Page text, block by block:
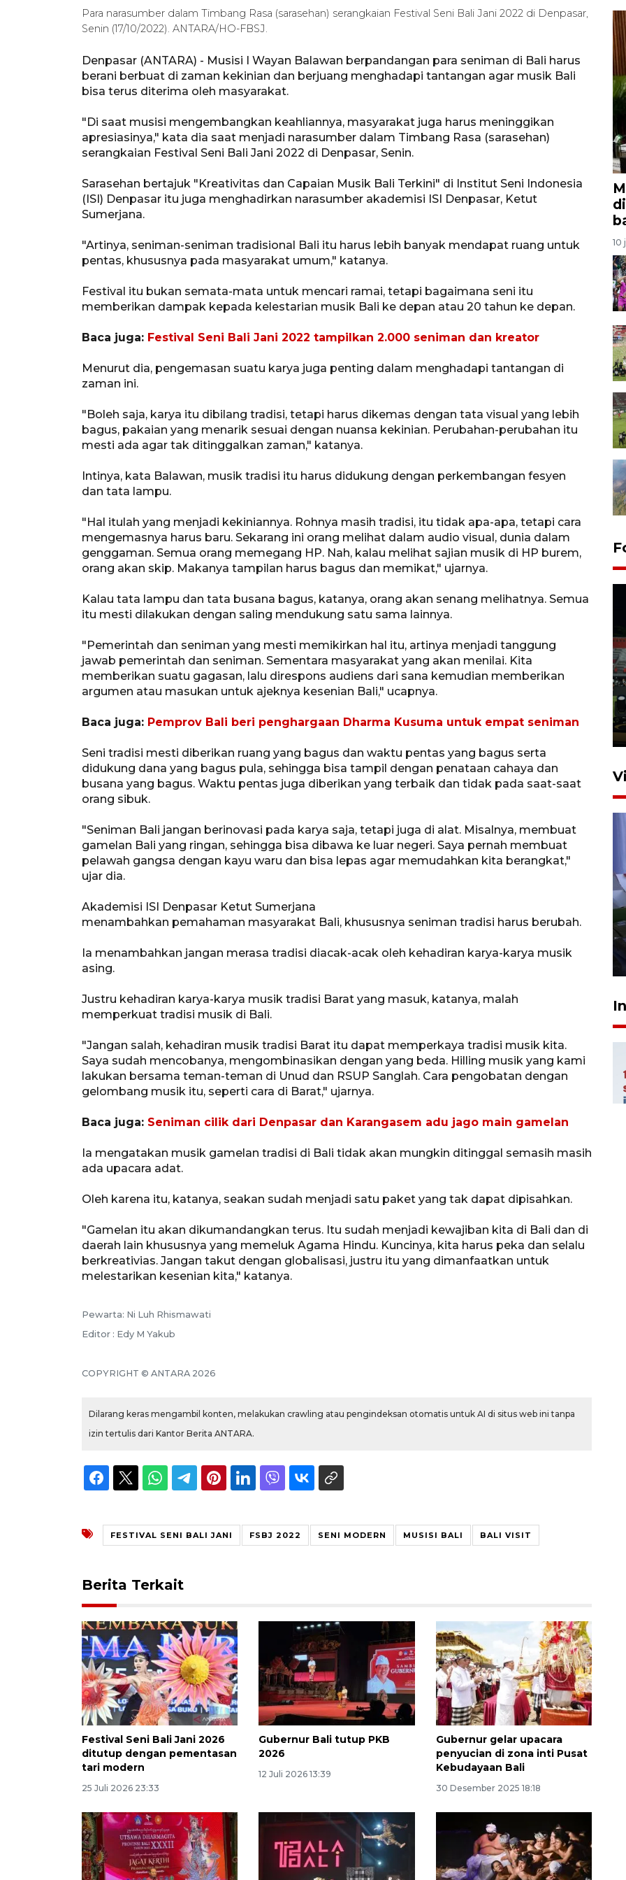
Para narasumber dalam Timbang Rasa (sarasehan) serangkaian Festival Seni Bali Jani 2022 di Denpasar,
Senin (17/10/2022). ANTARA/HO-FBSJ.
Denpasar (ANTARA) - Musisi I Wayan Balawan berpandangan para seniman di Bali harus
berani berbuat di zaman kekinian dan berjuang menghadapi tantangan agar musik Bali
bisa terus diterima oleh masyarakat.
"Di saat musisi mengembangkan keahliannya, masyarakat juga harus meninggikan
apresiasinya," kata dia saat menjadi narasumber dalam Timbang Rasa (sarasehan)
serangkaian Festival Seni Bali Jani 2022 di Denpasar, Senin.
Sarasehan bertajuk "Kreativitas dan Capaian Musik Bali Terkini" di Institut Seni Indonesia
(ISI) Denpasar itu juga menghadirkan narasumber akademisi ISI Denpasar, Ketut
Sumerjana.
"Artinya, seniman-seniman tradisional Bali itu harus lebih banyak mendapat ruang untuk
pentas, khususnya pada masyarakat umum," katanya.
Festival itu bukan semata-mata untuk mencari ramai, tetapi bagaimana seni itu
memberikan dampak kepada kelestarian musik Bali ke depan atau 20 tahun ke depan.
Baca juga: Festival Seni Bali Jani 2022 tampilkan 2.000 seniman dan kreator
Menurut dia, pengemasan suatu karya juga penting dalam menghadapi tantangan di
zaman ini.
"Boleh saja, karya itu dibilang tradisi, tetapi harus dikemas dengan tata visual yang lebih
bagus, pakaian yang menarik sesuai dengan nuansa kekinian. Perubahan-perubahan itu
mesti ada agar tak ditinggalkan zaman," katanya.
Intinya, kata Balawan, musik tradisi itu harus didukung dengan perkembangan fesyen
dan tata lampu.
"Hal itulah yang menjadi kekiniannya. Rohnya masih tradisi, itu tidak apa-apa, tetapi cara
mengemasnya harus baru. Sekarang ini orang melihat dalam audio visual, dunia dalam
genggaman. Semua orang memegang HP. Nah, kalau melihat sajian musik di HP burem,
orang akan skip. Makanya tampilan harus bagus dan memikat," ujarnya.
Kalau tata lampu dan tata busana bagus, katanya, orang akan senang melihatnya. Semua
itu mesti dilakukan dengan saling mendukung satu sama lainnya.
"Pemerintah dan seniman yang mesti memikirkan hal itu, artinya menjadi tanggung
jawab pemerintah dan seniman. Sementara masyarakat yang akan menilai. Kita
memberikan suatu gagasan, lalu direspons audiens dari sana kemudian memberikan
argumen atau masukan untuk ajeknya kesenian Bali," ucapnya.
Baca juga: Pemprov Bali beri penghargaan Dharma Kusuma untuk empat seniman
Seni tradisi mesti diberikan ruang yang bagus dan waktu pentas yang bagus serta
didukung dana yang bagus pula, sehingga bisa tampil dengan penataan cahaya dan
busana yang bagus. Waktu pentas juga diberikan yang terbaik dan tidak pada saat-saat
orang sibuk.
"Seniman Bali jangan berinovasi pada karya saja, tetapi juga di alat. Misalnya, membuat
gamelan Bali yang ringan, sehingga bisa dibawa ke luar negeri. Saya pernah membuat
pelawah gangsa dengan kayu waru dan bisa lepas agar memudahkan kita berangkat,"
ujar dia.
Akademisi ISI Denpasar Ketut Sumerjana
menambahkan pemahaman masyarakat Bali, khususnya seniman tradisi harus berubah.
Ia menambahkan jangan merasa tradisi diacak-acak oleh kehadiran karya-karya musik
asing.
Justru kehadiran karya-karya musik tradisi Barat yang masuk, katanya, malah
memperkuat tradisi musik di Bali.
"Jangan salah, kehadiran musik tradisi Barat itu dapat memperkaya tradisi musik kita.
Saya sudah mencobanya, mengombinasikan dengan yang beda. Hilling musik yang kami
lakukan bersama teman-teman di Unud dan RSUP Sanglah. Cara pengobatan dengan
gelombang musik itu, seperti cara di Barat," ujarnya.
Baca juga: Seniman cilik dari Denpasar dan Karangasem adu jago main gamelan
Ia mengatakan musik gamelan tradisi di Bali tidak akan mungkin ditinggal semasih masih
ada upacara adat.
Oleh karena itu, katanya, seakan sudah menjadi satu paket yang tak dapat dipisahkan.
"Gamelan itu akan dikumandangkan terus. Itu sudah menjadi kewajiban kita di Bali dan di
daerah lain khususnya yang memeluk Agama Hindu. Kuncinya, kita harus peka dan selalu
berkreativias. Jangan takut dengan globalisasi, justru itu yang dimanfaatkan untuk
melestarikan kesenian kita," katanya.
Pewarta: Ni Luh Rhismawati
Editor : Edy M Yakub
COPYRIGHT © ANTARA 2026
Dilarang keras mengambil konten, melakukan crawling atau pengindeksan otomatis untuk AI di situs web ini tanpa
izin tertulis dari Kantor Berita ANTARA.
FESTIVAL SENI BALI JANI FSBJ 2022 SENI MODERN MUSISI BALI BALI VISIT
Berita Terkait
Festival Seni Bali Jani 2026
ditutup dengan pementasan
tari modern
25 Juli 2026 23:33
Gubernur Bali tutup PKB
2026
12 Juli 2026 13:39
Gubernur gelar upacara
penyucian di zona inti Pusat
Kebudayaan Bali
30 Desember 2025 18:18
10
Tiga matra TNI unjuk
kemampuan tempur Perisai
Trisila Nusantara dalam
5 Agustus 2026 16:28
pengeroyokan maling ayam di
27 Juli 2026 22:32